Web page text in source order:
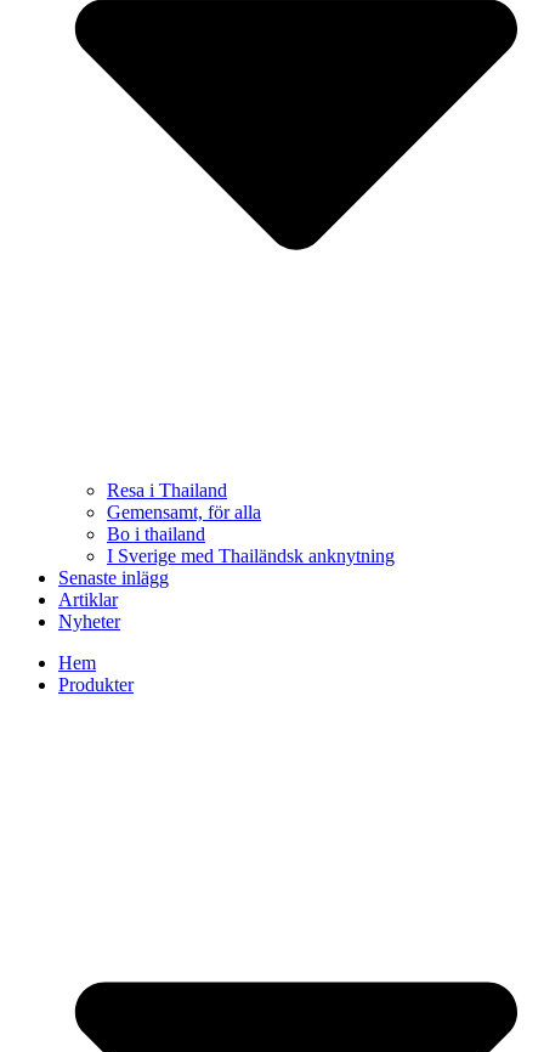
Resa i Thailand
Gemensamt, för alla
Bo i thailand
I Sverige med Thailändsk anknytning
Senaste inlägg
Artiklar
Nyheter
Hem
Produkter